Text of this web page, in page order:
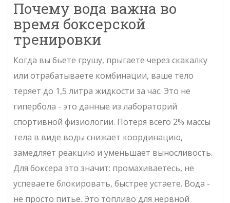
Почему вода важна во
время боксерской
тренировки
Когда вы бьете грушу, прыгаете через скакалку
или отрабатываете комбинации, ваше тело
теряет до 1,5 литра жидкости за час. Это не
гипербола - это данные из лабораторий
спортивной физиологии. Потеря всего 2% массы
тела в виде воды снижает координацию,
замедляет реакцию и уменьшает выносливость.
Для боксера это значит: промахиваетесь, не
успеваете блокировать, быстрее устаете. Вода -
не просто питье. Это топливо для нервной